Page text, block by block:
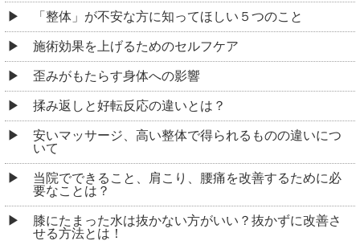
「整体」が不安な方に知ってほしい５つのこと
施術効果を上げるためのセルフケア
歪みがもたらす身体への影響
揉み返しと好転反応の違いとは？
安いマッサージ、高い整体で得られるものの違いにつ
いて
当院でできること、肩こり、腰痛を改善するために必
要なことは？
膝にたまった水は抜かない方がいい？抜かずに改善さ
せる方法とは！